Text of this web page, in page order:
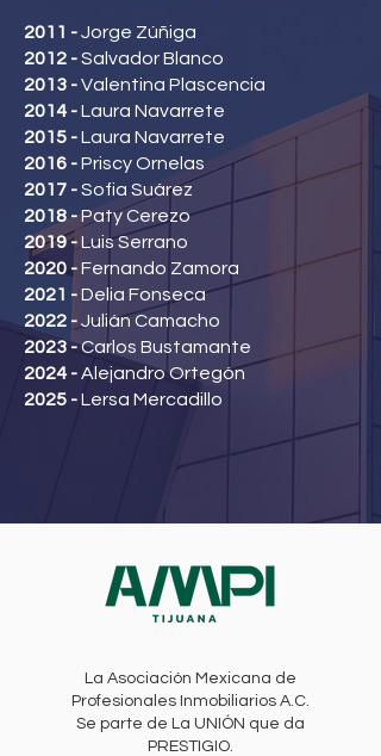
2011 -Jorge Zúñiga
2012 -Salvador Blanco
2013 -Valentina Plascencia
2014 -Laura Navarrete
2015 -Laura Navarrete
2016 -Priscy Ornelas
2017 -Sofia Suárez
2018 -Paty Cerezo
2019 -Luis Serrano
2020 -Fernando Zamora
2021 -Delia Fonseca
2022 -Julián Camacho
2023 -Carlos Bustamante
2024 -Alejandro Ortegón
2025 -Lersa Mercadillo
La Asociación Mexicana de
Profesionales Inmobiliarios A.C.
Se parte de La UNIÓN que da
PRESTIGIO.